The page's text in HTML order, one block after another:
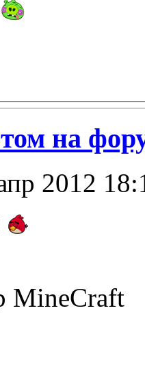
на
2012
MineCraft